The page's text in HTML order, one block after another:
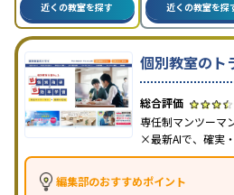
近くの教室を探す 近くの教室を探
個別教室のト
専任制マンツーマ
×最新AIで、確実
編集部のおすすめポイント